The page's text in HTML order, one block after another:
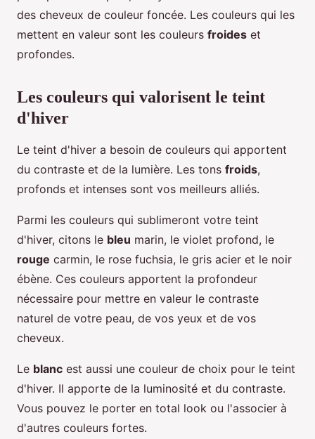
des cheveux de couleur foncée. Les couleurs qui les
mettent en valeur sont les couleurs froides et
profondes.
Les couleurs qui valorisent le teint
d'hiver
Le teint d'hiver a besoin de couleurs qui apportent
du contraste et de la lumière. Les tons froids,
profonds et intenses sont vos meilleurs alliés.
Parmi les couleurs qui sublimeront votre teint
d'hiver, citons le bleu marin, le violet profond, le
rouge carmin, le rose fuchsia, le gris acier et le noir
ébène. Ces couleurs apportent la profondeur
nécessaire pour mettre en valeur le contraste
naturel de votre peau, de vos yeux et de vos
cheveux.
Le blanc est aussi une couleur de choix pour le teint
d'hiver. Il apporte de la luminosité et du contraste.
Vous pouvez le porter en total look ou l'associer à
d'autres couleurs fortes.